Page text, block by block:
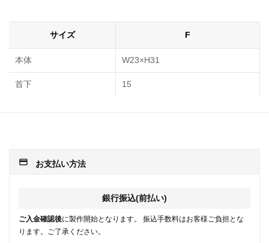
サイズ F
本体 W23×H31
首下 15
payment お支払い方法
銀行振込(前払い)
ご入金確認後に製作開始となります。 振込手数料はお客様ご負担とな
ります。ご了承ください。